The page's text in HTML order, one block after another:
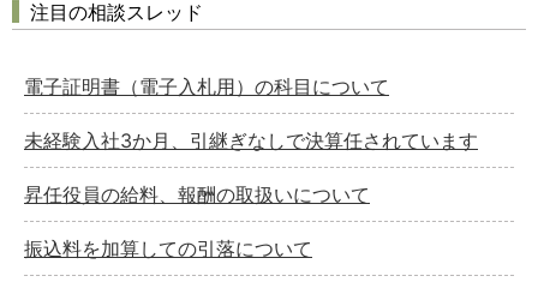
注目の相談スレッド
電子証明書（電子入札用）の科目について
未経験入社3か月、引継ぎなしで決算任されています
昇任役員の給料、報酬の取扱いについて
振込料を加算しての引落について